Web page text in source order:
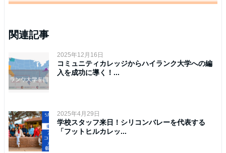
関連記事
2025年12月16日
コミュニティカレッジからハイランク大学への編
入を成功に導く！...
2025年4月29日
学校スタッフ来日！シリコンバレーを代表する
「フットヒルカレッ...